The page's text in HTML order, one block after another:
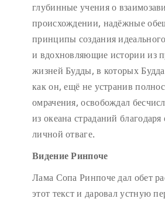
глубинные учения о
происхождении, надёжные
принципы создания
и вдохновляющие истории из
жизней Будды, в которых
как он, ещё не устранив
омрачения, освобождал
из океана страданий
личной отваге.
Видение Ринпоче
Лама Сопа Ринпоче дал обет
этот текст и даровал устную